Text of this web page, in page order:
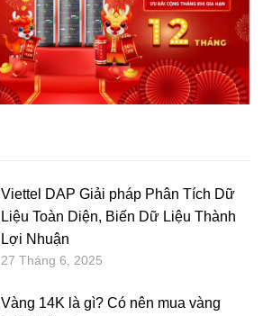
Viettel DAP Giải pháp Phân Tích Dữ
Liệu Toàn Diện, Biến Dữ Liệu Thành
Lợi Nhuận
27 Tháng 6, 2025
Vàng 14K là gì? Có nên mua vàng